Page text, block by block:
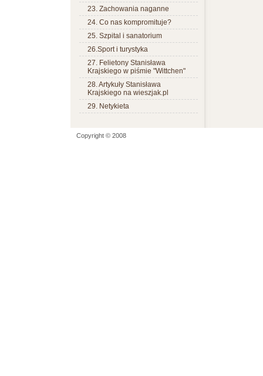
23. Zachowania naganne
24. Co nas kompromituje?
25. Szpital i sanatorium
26.Sport i turystyka
27. Felietony Stanisława
Krajskiego w piśmie "Wittchen"
28. Artykuły Stanisława
Krajskiego na wieszjak.pl
29. Netykieta
Copyright © 2008